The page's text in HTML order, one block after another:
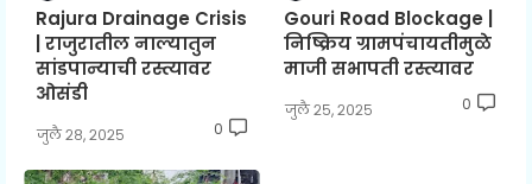
Rajura Drainage Crisis
| राजुरातील नाल्यातुन
सांडपान्याची रस्त्यावर
ओसंडी
जुलै २८, २०२५ 0
Gouri Road Blockage |
निष्क्रिय ग्रामपंचायतीमुळे
माजी सभापती रस्त्यावर
जुलै २५, २०२५ 0